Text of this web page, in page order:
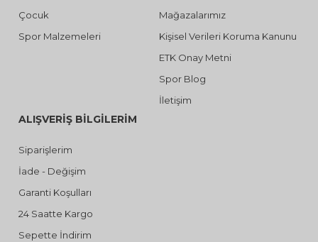
Çocuk
Spor Malzemeleri
Mağazalarımız
Kişisel Verileri Koruma Kanunu
ETK Onay Metni
Spor Blog
İletişim
ALIŞVERİŞ BİLGİLERİM
Siparişlerim
İade - Değişim
Garanti Koşulları
24 Saatte Kargo
Sepette İndirim